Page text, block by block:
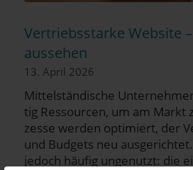
Ver­triebs­star­ke Web­site
aussehen
13. April 2026
Mit­tel­stän­di­sche
tig Res­sour­cen, um am Markt
zes­se wer­den opti­miert, der
und Bud­gets neu
jedoch häu­fig unge­nutzt: die